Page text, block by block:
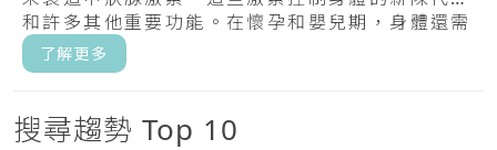
和許多其他重要功能。在懷孕和嬰兒期，身體還需
要甲.....
了解更多
搜尋趨勢 Top 10